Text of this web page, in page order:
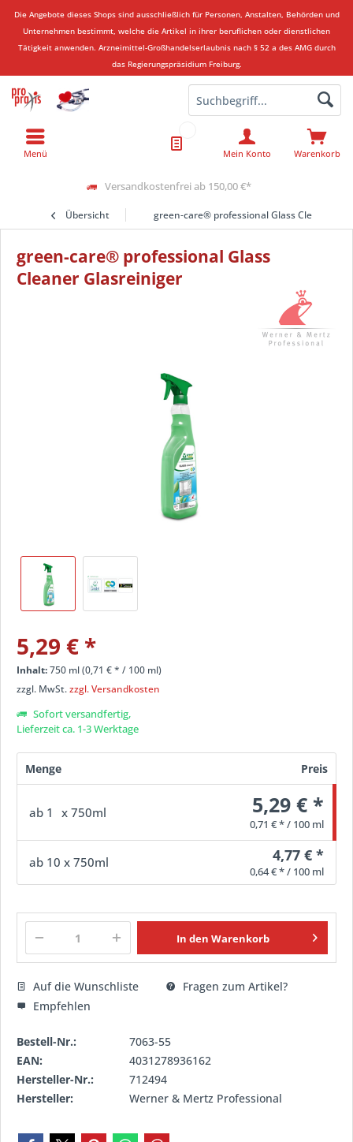
Die Angebote dieses Shops sind ausschließlich für Personen, Anstalten, Behörden und
Unternehmen bestimmt, welche die Artikel in ihrer beruflichen oder dienstlichen
Tätigkeit anwenden. Arzneimittel-Großhandelserlaubnis nach § 52 a des AMG durch
das Regierungspräsidium Freiburg.
Versandkostenfrei ab 150,00 €*
Warenkorb
Mein Konto
Menü
Übersicht green-care® professional Glass Cleaner
green-care® professional Glass
Cleaner Glasreiniger
5,29 € *
Inhalt:750 ml (0,71 €* / 100 ml)
zzgl. MwSt.zzgl. Versandkosten
Sofort versandfertig,
Lieferzeit ca. 1-3 Werktage
Menge Preis
ab 1 x 750ml 5,29 € *
0,71 € * / 100 ml
ab 10 x 750ml 4,77 € *
0,64 € * / 100 ml
In den Warenkorb
Auf die Wunschliste
Fragen zum Artikel?
Empfehlen
Bestell-Nr.:
7063-55
EAN:
4031278936162
Hersteller-Nr.:
712494
Hersteller:
Werner & Mertz Professional